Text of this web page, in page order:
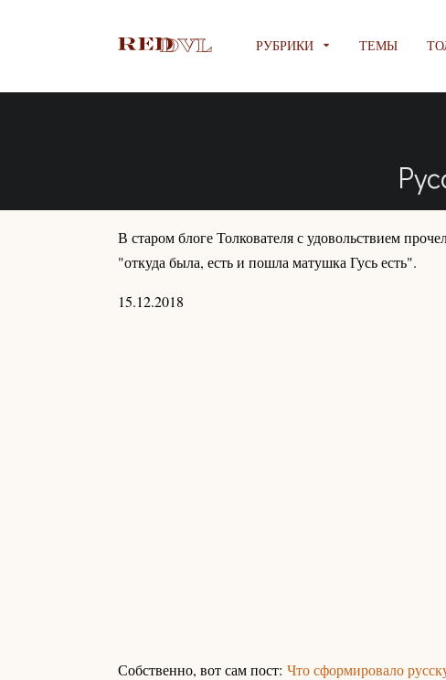
РУБРИКИ ТЕМЫ
В старом блоге Толкователя с удовольствием
"откуда была, есть и пошла матушка Гусь есть".
15.12.2018
Собственно, вот сам пост: Что сформировало